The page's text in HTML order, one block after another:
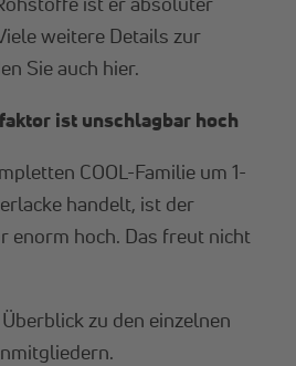
weitere Details zur
Sie auch hier.
ist unschlagbar hoch
COOL-Familie um 1-
handelt, ist der
enorm hoch. Das freut nicht
zu den einzelnen